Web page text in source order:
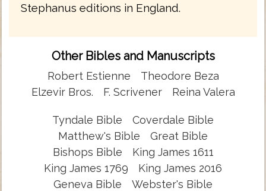
Stephanus editions in England.
Other Bibles and Manuscripts
Robert Estienne
Theodore Beza
Elzevir Bros.
F. Scrivener Reina Valera
Tyndale Bible
Coverdale Bible
Matthew's Bible
Great Bible
Bishops Bible
King James 1611
King James 1769
King James 2016
Geneva Bible
Webster's Bible